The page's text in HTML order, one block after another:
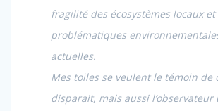
fragilité des écosystèmes locaux et
problématiques
actuelles.
Mes toiles se veulent le témoin de
disparait, mais aussi l’observateur